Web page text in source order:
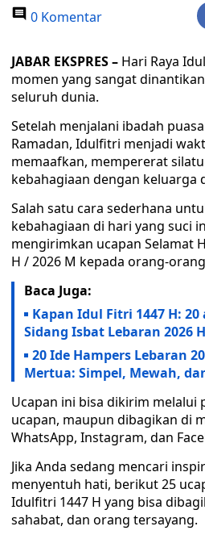
0 Komentar
JABAR EKSPRES – Hari Raya
momen yang sangat
seluruh dunia.
Setelah menjalani ibadah
Ramadan, Idulfitri menjadi
memaafkan, mempererat
kebahagiaan dengan keluarga
Salah satu cara sederhana
kebahagiaan di hari yang suci
mengirimkan ucapan Selamat
H / 2026 M kepada orang-
Baca Juga:
Kapan Idul Fitri 1447 H:
Sidang Isbat Lebaran 2026
20 Ide Hampers Lebaran
Mertua: Simpel, Mewah,
Ucapan ini bisa dikirim melalui
ucapan, maupun dibagikan di
WhatsApp, Instagram, dan
Jika Anda sedang mencari
menyentuh hati, berikut 25
Idulfitri 1447 H yang bisa
sahabat, dan orang tersayang.